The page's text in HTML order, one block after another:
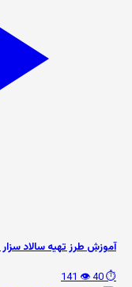
آموزش طرز تهیه سالاد
⏱️ 40
👁️ 141